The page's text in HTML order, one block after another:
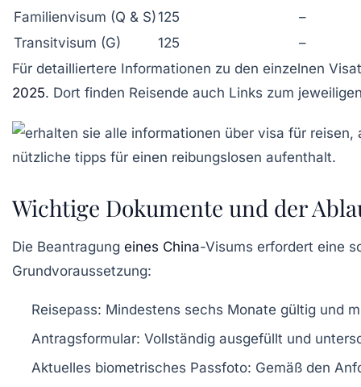
Familienvisum (Q & S)125
–
Transitvisum (G)
125
–
Für detailliertere Informationen zu den einzelnen
2025. Dort finden Reisende auch Links zum
Wichtige Dokumente und der
Die Beantragung eines China-Visums erfordert eine
Grundvoraussetzung:
Reisepass: Mindestens sechs Monate gültig und
Antragsformular: Vollständig ausgefüllt und
Aktuelles biometrisches Passfoto: Gemäß den